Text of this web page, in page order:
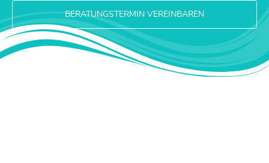
BERATUNGSTERMIN VEREINBAREN